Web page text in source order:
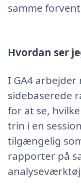
samme
Hvordan ser
I GA4 arbejder
sidebaserede
for at se,
trin i en
tilgængelig
rapporter på